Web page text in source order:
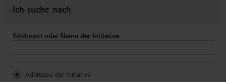
Ich suche nach
Stichwort oder Name der Initiative
Addresse der Initiative